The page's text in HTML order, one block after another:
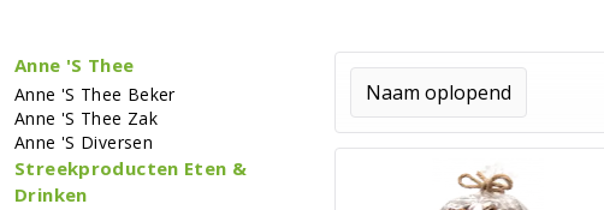
Anne 's Thee
Anne 's Thee Beker
Anne 's Thee Zak
Anne 's Diversen
Streekproducten Eten &
Drinken